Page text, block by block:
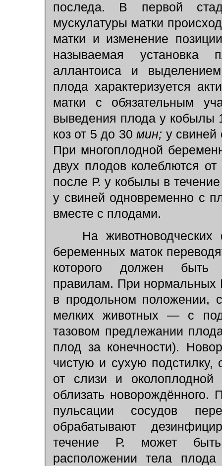
последа. В первой
мускулатуры матки
матки и изменение
называемая установка
аллантоиса и
плода характеризуется
матки с обязательным
выведения плода у
коз от 5 до 30мин; у
При многоплодной
двух плодов колеблются
после Р. у кобылы в
у свиней одновременно с
вместе с плодами.
На животноводческих
беременных маток
которого должен быть
правилам. При нормальных
в продольном положении,
мелких животных — с
тазовом предлежании
плод за конечности).
чистую и сухую подстилку,
от слизи и околоплодной
облизать
пульсации сосудов
обрабатывают
течение Р. может
расположении тела